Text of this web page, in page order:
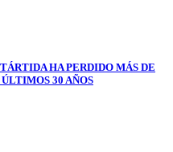
HA PERDIDO MÁS DE
30 AÑOS